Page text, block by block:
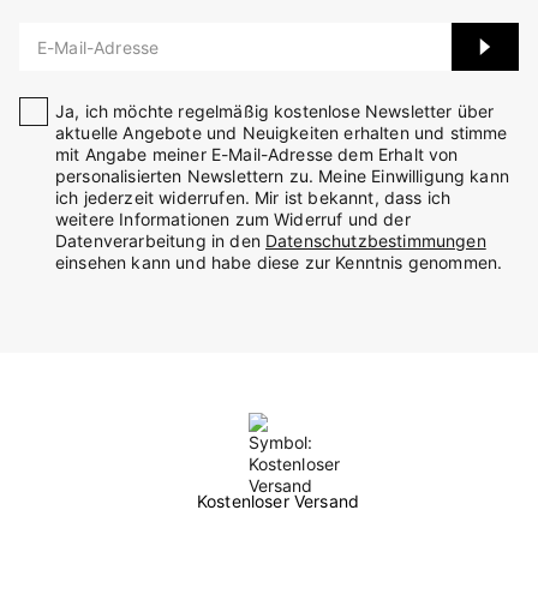
E-Mail-Adresse
Ja, ich möchte regelmäßig kostenlose Newsletter über
aktuelle Angebote und Neuigkeiten erhalten und stimme
mit Angabe meiner E-Mail-Adresse dem Erhalt von
personalisierten Newslettern zu. Meine Einwilligung kann
ich jederzeit widerrufen. Mir ist bekannt, dass ich
weitere Informationen zum Widerruf und der
Datenverarbeitung in den Datenschutzbestimmungen
einsehen kann und habe diese zur Kenntnis genommen.
Kostenloser Versand